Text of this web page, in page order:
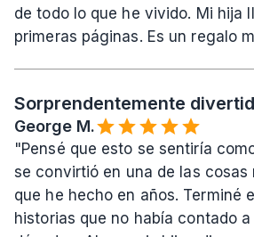
de todo lo que he vivido. Mi hija
primeras páginas. Es un regalo
Sorprendentemente
George M.
"Pensé que esto se sentiría
se convirtió en una de las cosas
que he hecho en años. Terminé
historias que no había contado a